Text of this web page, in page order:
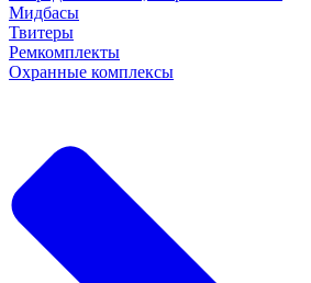
Мидбасы
Твитеры
Ремкомплекты
Охранные комплексы